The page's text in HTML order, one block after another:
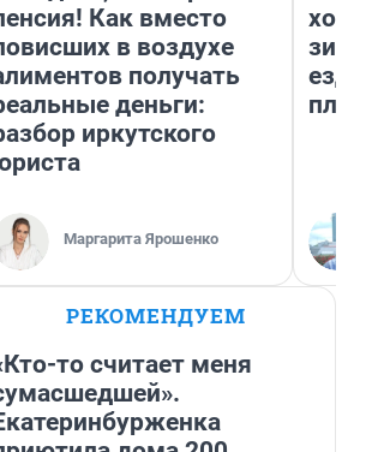
Как вместо
в воздухе
получать
деньги:
иркутского
Маргарита Ярошенко
ездит
РЕКОМЕНДУЕМ
то считает меня